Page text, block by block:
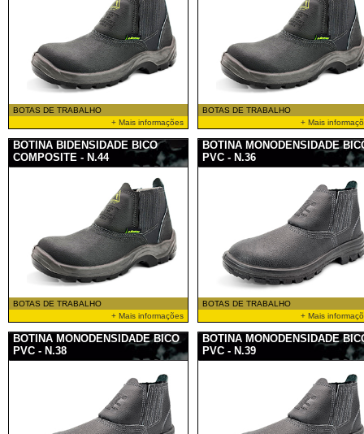
BOTAS DE TRABALHO
+ Mais informações
BOTAS DE TRABALHO
+ Mais
BOTINA BIDENSIDADE BICO
COMPOSITE - N.44
BOTAS DE TRABALHO
+ Mais informações
BOTINA MONODENSIDADE
PVC - N.36
BOTAS DE TRABALHO
+ Mais
BOTINA MONODENSIDADE BICO
PVC - N.38
BOTINA MONODENSIDADE
PVC - N.39